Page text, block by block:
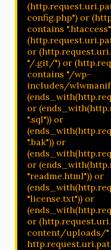
config.php") or
contains
or
"/.git/") or
contains "/wp-
includes/
or
".sql")) or
".bak")) or
or
"readme.html")) or
"license.txt")) or
or
content/uploads/"